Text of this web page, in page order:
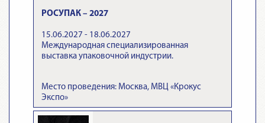
РОСУПАК – 2027
15.06.2027 - 18.06.2027
Международная специализированная
выставка упаковочной индустрии.
Место проведения: Москва, МВЦ «Крокус
Экспо»